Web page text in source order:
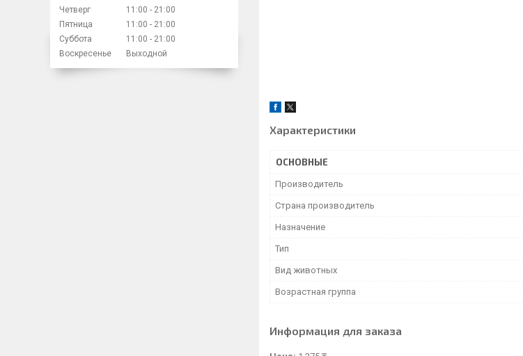
Характеристики
ОСНОВНЫЕ
Производитель
Страна производитель
Назначение
Тип
Вид животных
Возрастная группа
Информация для заказа
Четверг
11:00
21:00
Пятница
11:00
21:00
Суббота
11:00
21:00
Воскресенье
Выходной